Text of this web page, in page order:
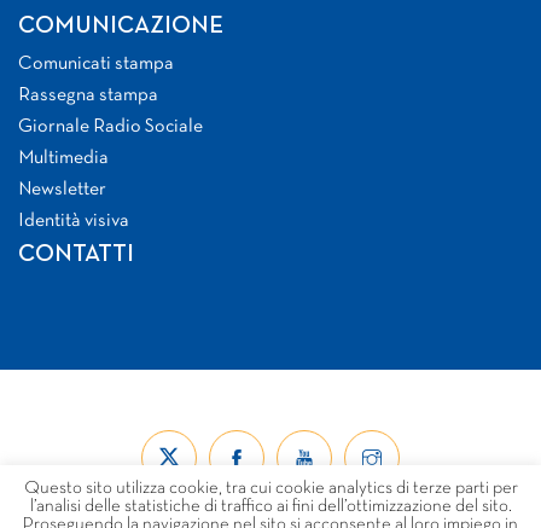
COMUNICAZIONE
Comunicati stampa
Rassegna stampa
Giornale Radio Sociale
Multimedia
Newsletter
Identità visiva
CONTATTI
Questo sito utilizza cookie, tra cui cookie analytics di terze parti per
l’analisi delle statistiche di traffico ai fini dell’ottimizzazione del sito.